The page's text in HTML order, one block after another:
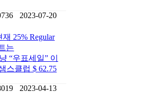
2023-07-20
25% Regular
는
“우표세일” 이
스클럽 $ 62.75
2023-04-13